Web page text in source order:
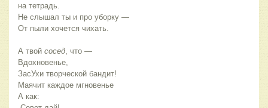
на тетрадь.
Не слышал ты и про уборку —
От пыли хочется чихать.
А твой сосед , что —
Вдохновенье,
ЗасУхи творческой бандит!
Маячит каждое мгновенье
А как: